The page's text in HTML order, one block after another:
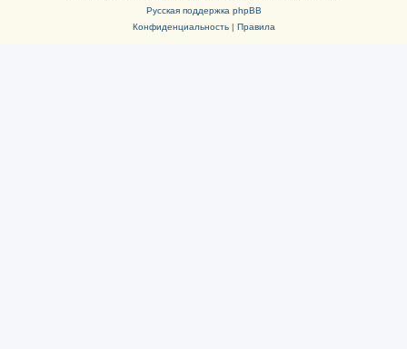
Русская поддержка phpBB
Конфиденциальность| Правила